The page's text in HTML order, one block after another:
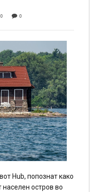
0 0
Hub, попознат како
населен остров во